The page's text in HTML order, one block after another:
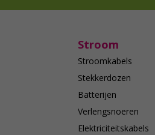
Stroom
Stroomkabels
Stekkerdozen
Batterijen
Verlengsnoeren
Elektriciteitskabels